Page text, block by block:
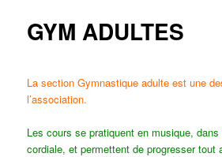
principal
GYM ADULTES
La section Gymnastique adulte est une
l’association.
Les cours se pratiquent en musique,
cordiale, et permettent de progresser tout